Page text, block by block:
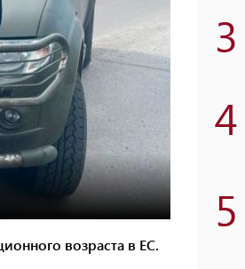
возраста в ЕС.
3
4
5